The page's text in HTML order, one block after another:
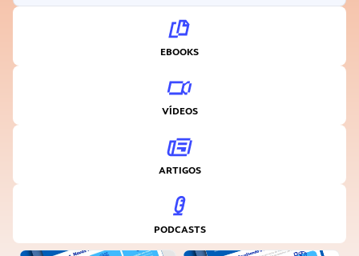
EBOOKS
VÍDEOS
ARTIGOS
PODCASTS